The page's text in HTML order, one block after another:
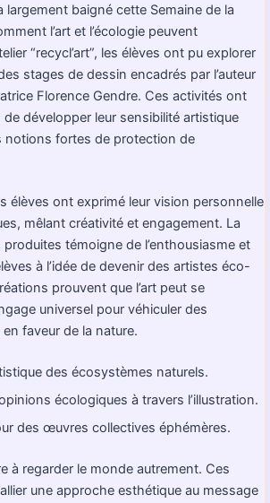
largement baigné cette Semaine de la
l’art et l’écologie peuvent
“recycl’art”, les élèves ont pu explorer
stages de dessin encadrés par l’auteur
Florence Gendre. Ces activités ont
développer leur sensibilité artistique
notions fortes de protection de
élèves ont exprimé leur vision personnelle
mêlant créativité et engagement. La
témoigne de l’enthousiasme et
à l’idée de devenir des artistes éco-
prouvent que l’art peut se
universel pour véhiculer des
faveur de la nature.
des écosystèmes naturels.
écologiques à travers l’illustration.
des œuvres collectives éphémères.
à regarder le monde autrement. Ces
une approche esthétique au message